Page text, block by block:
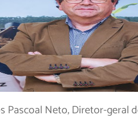
Pascoal Neto, Diretor-geral